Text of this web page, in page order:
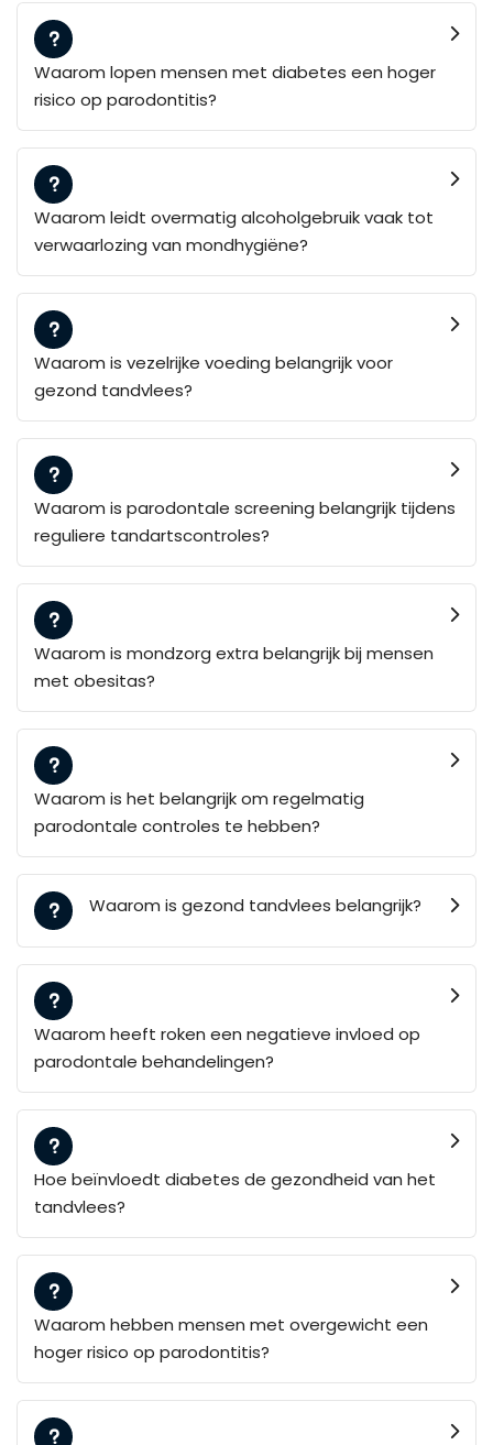
Waarom lopen mensen met diabetes een hoger
risico op parodontitis?
Waarom leidt overmatig alcoholgebruik vaak tot
verwaarlozing van mondhygiëne?
Waarom is vezelrijke voeding belangrijk voor
gezond tandvlees?
Waarom is parodontale screening belangrijk tijdens
reguliere tandartscontroles?
Waarom is mondzorg extra belangrijk bij mensen
met obesitas?
Waarom is het belangrijk om regelmatig
parodontale controles te hebben?
Waarom is gezond tandvlees belangrijk?
Waarom heeft roken een negatieve invloed op
parodontale behandelingen?
Hoe beïnvloedt diabetes de gezondheid van het
tandvlees?
Waarom hebben mensen met overgewicht een
hoger risico op parodontitis?